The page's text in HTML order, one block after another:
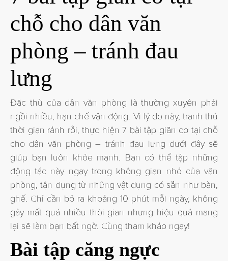
chỗ cho dân văn
phòng – tránh đau
lưng
Đặc thù của dân văn phòng là thường xuyên phải
ngồi nhiều, hạn chế vận động. Vì lý do này, tranh thủ
thời gian rảnh rỗi, thực hiện 7 bài tập giãn cơ tại chỗ
cho dân văn phòng – tránh đau lưng dưới đây sẽ
giúp bạn luôn khỏe mạnh. Bạn có thể tập những
động tác này ngay trong không gian nhỏ của văn
phòng, tận dụng từ những vật dụng có sẵn như bàn,
ghế. Chỉ cần bỏ ra khoảng 10 phút mỗi ngày, không
gây mất quá nhiều thời gian nhưng hiệu quả mang
lại sẽ làm bạn bất ngờ. Cùng tham khảo ngay!
Bài tập căng ngực